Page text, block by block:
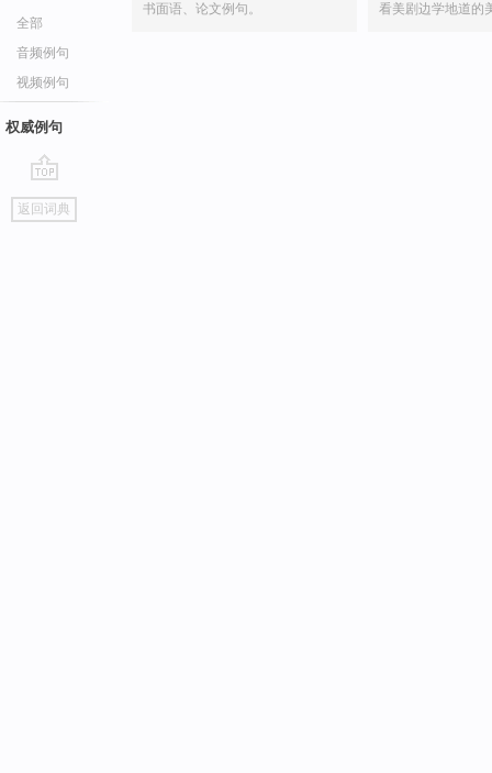
全部
音频例句
视频例句
权威例句
go
top
返回词典
书面语、论文例句。
看美剧边学地道的